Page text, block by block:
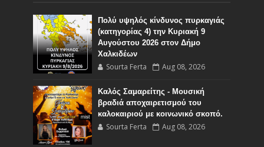
Πολύ υψηλός κίνδυνος πυρκαγιάς
(κατηγορίας 4) την Κυριακή 9
Αυγούστου 2026 στον Δήμο
Χαλκιδέων
Sourta Ferta Aug 08, 2026
Καλός Σαμαρείτης - Μουσική
βραδιά αποχαιρετισμού του
καλοκαιριού με κοινωνικό σκοπό.
Sourta Ferta Aug 08, 2026